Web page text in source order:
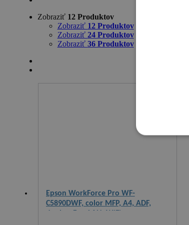
Zobraziť 12 Produktov
Zobraziť 12 Produktov
Zobraziť 24 Produktov
Zobraziť 36 Produktov
Epson WorkForce Pro WF-
C5890DWF, color MFP, A4, ADF,